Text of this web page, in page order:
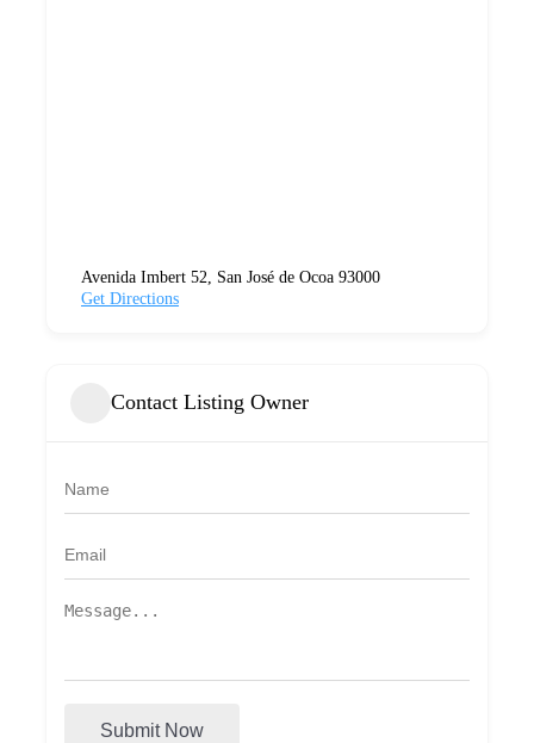
Avenida Imbert 52, San José de Ocoa 93000
Get Directions
Contact Listing Owner
Submit Now